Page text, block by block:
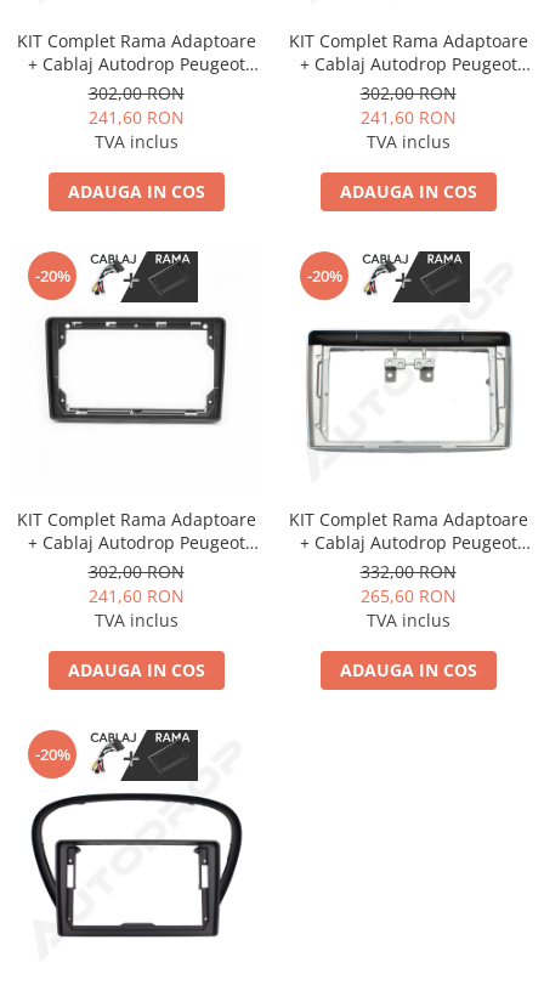
KIT Complet Rama Adaptoare
+ Cablaj Autodrop Peugeot
308 (2008-2013) pentru
Navigatie Multimedia Android
9 inch
302,00 RON
241,60 RON
TVA inclus
ADAUGA IN COS
KIT Complet Rama Adaptoare
+ Cablaj Autodrop Peugeot
307 (2007-2013) pentru
Navigatie Multimedia Android
9 inch
302,00 RON
241,60 RON
TVA inclus
ADAUGA IN COS
-20%
KIT Complet Rama Adaptoare
+ Cablaj Autodrop Peugeot
307 (2001-2008) pentru
Navigatie Multimedia Android
9 inch
302,00 RON
241,60 RON
TVA inclus
ADAUGA IN COS
-20%
KIT Complet Rama Adaptoare
+ Cablaj Autodrop Peugeot
407 pentru Navigatie
Multimedia Android 9 inch
332,00 RON
265,60 RON
TVA inclus
ADAUGA IN COS
-20%